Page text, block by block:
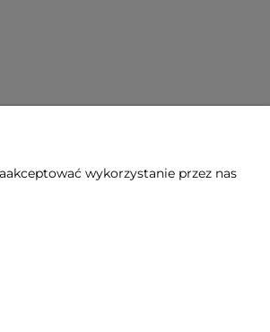
wykorzystanie przez nas